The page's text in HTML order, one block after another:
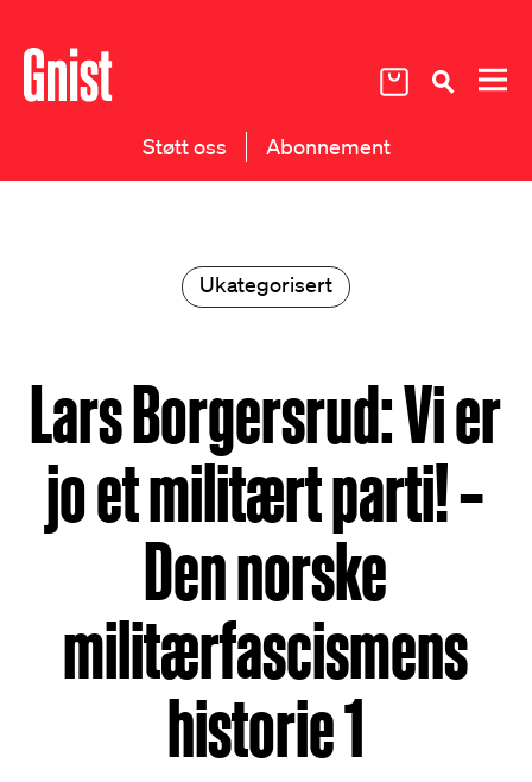
Støtt oss Abonnement
Ukategorisert
Lars Borgersrud: Vi er
jo et militært parti! –
Den norske
militærfascismens
historie 1